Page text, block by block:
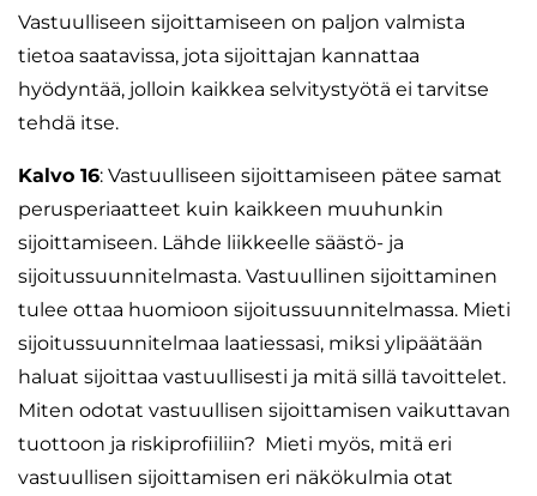
Vastuulliseen sijoittamiseen on paljon valmista
tietoa saatavissa, jota sijoittajan kannattaa
hyödyntää, jolloin kaikkea selvitystyötä ei tarvitse
tehdä itse.
Kalvo 16: Vastuulliseen sijoittamiseen pätee samat
perusperiaatteet kuin kaikkeen muuhunkin
sijoittamiseen. Lähde liikkeelle säästö- ja
sijoitussuunnitelmasta. Vastuullinen sijoittaminen
tulee ottaa huomioon sijoitussuunnitelmassa. Mieti
sijoitussuunnitelmaa laatiessasi, miksi ylipäätään
haluat sijoittaa vastuullisesti ja mitä sillä tavoittelet.
Miten odotat vastuullisen sijoittamisen vaikuttavan
tuottoon ja riskiprofiiliin? Mieti myös, mitä eri
vastuullisen sijoittamisen eri näkökulmia otat